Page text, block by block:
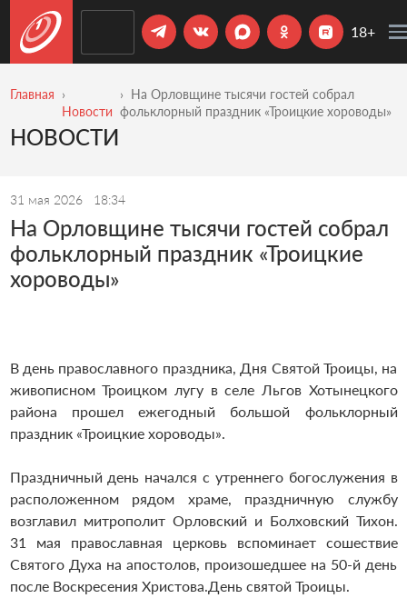
18+
Главная
Новости
На Орловщине тысячи гостей собрал
фольклорный праздник «Троицкие хороводы»
НОВОСТИ
31 мая 2026 18:34
На Орловщине тысячи гостей собрал
фольклорный праздник «Троицкие
хороводы»
В день православного праздника, Дня Святой Троицы, на
живописном Троицком лугу в селе Льгов Хотынецкого
района прошел ежегодный большой фольклорный
праздник «Троицкие хороводы».
Праздничный день начался с утреннего богослужения в
расположенном рядом храме, праздничную службу
возглавил митрополит Орловский и Болховский Тихон.
31 мая православная церковь вспоминает сошествие
Святого Духа на апостолов, произошедшее на 50-й день
после Воскресения Христова.День святой Троицы.